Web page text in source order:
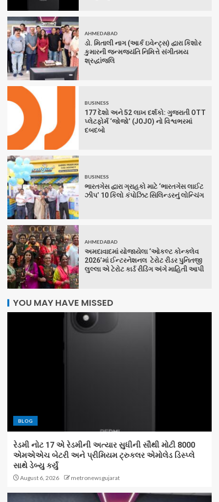
AHMEDABAD
ડો. મિતાલી નાગ (આર્ક ઇવેન્ટ્સ) દ્વારા કિશોર
કુમારની જન્મજયંતિ નિમિત્તે સંગીતમય
શ્રદ્ધાંજલિ
BUSINESS
177 દેશો અને 52 લાખ દર્શકો: ગુજરાતી OTT
પ્લેટફોર્મ ‘જોજો’ (JOJO) નો વિશ્વભરમાં
દબદબો
BUSINESS
ભારતગેસ દ્વારા ગ્રાહકો માટે ‘ભારતગેસ લાઈટ
ઝીપ’ 10 કિલો કંપોઝિટ સિલિન્ડરનું લોન્ચિંગ
AHMEDABAD
અમદાવાદમાં યોજાયેલા ‘ઓકલ્ટ કોન્ક્લેવ
2026’માં ઈન્ટરનેશનલ ટેરોટ રીડર પુનિતજી
લુલ્લા એ ટેરોટ કાર્ડ રીડિંગ અંગે માહિતી આપી
YOU MAY HAVE MISSED
BLOG
રેડમી નોટ 17 એ રેડમીની અત્યાર સુધીની સૌથી મોટી 8000
એમએએચ બેટરી અને પ્રીમિયમ ટ્રુકલર એમોલેડ ડિસ્પ્લે
સાથે ડેબ્યુ કર્યું
August 6, 2026 metronewsgujarat